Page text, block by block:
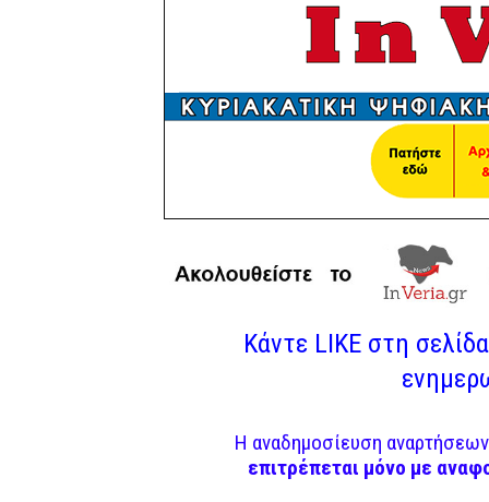
Κάντε LIKE στη
Η αναδημοσίευση
επιτρέπεται μόνο με